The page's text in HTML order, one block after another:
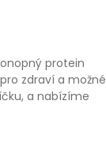
protein
zdraví a možné
a nabízíme